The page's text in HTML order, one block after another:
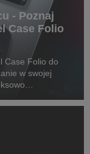
- Poznaj
Case Folio
Case Folio do
w swojej
...